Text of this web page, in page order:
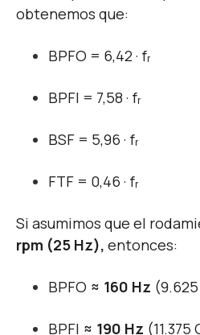
obtenemos que:
BPFO = 6,42 · fᵣ
BPFI = 7,58 · fᵣ
BSF = 5,96 · fᵣ
FTF = 0,46 · fᵣ
Si asumimos que el
rpm (25 Hz), entonces:
BPFO ≈ 160 Hz
BPFI ≈ 190 Hz (11.375